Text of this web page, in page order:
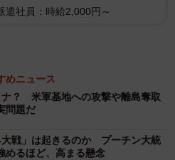
。不当拘束と虐殺を同じ土俵
て似たような行為をしていた
状況が酷い可能性がある。ひ
人権侵害があり、中国当局に
行しているとみられるが、そ
遣社員：時給2,000円～
めニュース
ナ？ 米軍基地への攻撃や離島奪取
問題だ
大戦」は起きるのか プーチン大統
めるほど、高まる懸念